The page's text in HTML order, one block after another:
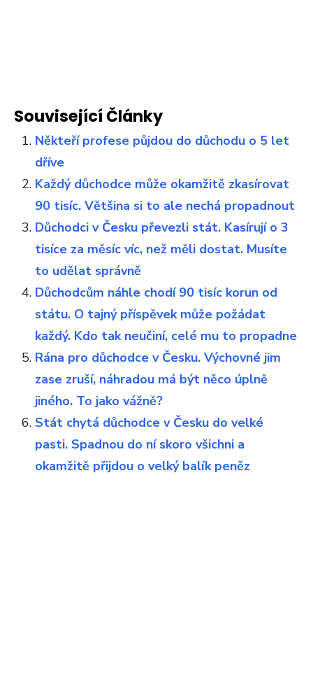
Související Články
Někteří profese půjdou do důchodu o 5 let
dříve
Každý důchodce může okamžitě zkasírovat
90 tisíc. Většina si to ale nechá propadnout
Důchodci v Česku převezli stát. Kasírují o 3
tisíce za měsíc víc, než měli dostat. Musíte
to udělat správně
Důchodcům náhle chodí 90 tisíc korun od
státu. O tajný příspěvek může požádat
každý. Kdo tak neučiní, celé mu to propadne
Rána pro důchodce v Česku. Výchovné jim
zase zruší, náhradou má být něco úplně
jiného. To jako vážně?
Stát chytá důchodce v Česku do velké
pasti. Spadnou do ní skoro všichni a
okamžitě přijdou o velký balík peněz